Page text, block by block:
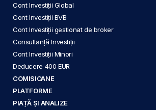
Cont Investiții Global
Cont Investiții BVB
Cont Investiții gestionat de broker
Consultanță Investiții
Cont Investiții Minori
Deducere 400 EUR
COMISIOANE
PLATFORME
PIAȚĂ ȘI ANALIZE